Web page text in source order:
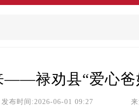
——禄劝县“爱心爸
间:2026-06-01 09:27 来源:禄